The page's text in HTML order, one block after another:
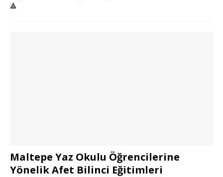
🔺
Maltepe Yaz Okulu Öğrencilerine
Yönelik Afet Bilinci Eğitimleri